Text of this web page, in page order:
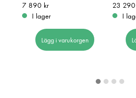
Pris:7 890 kr
7 890 kr
I lager
Lägg i varukorgen
Pris :23
23
I